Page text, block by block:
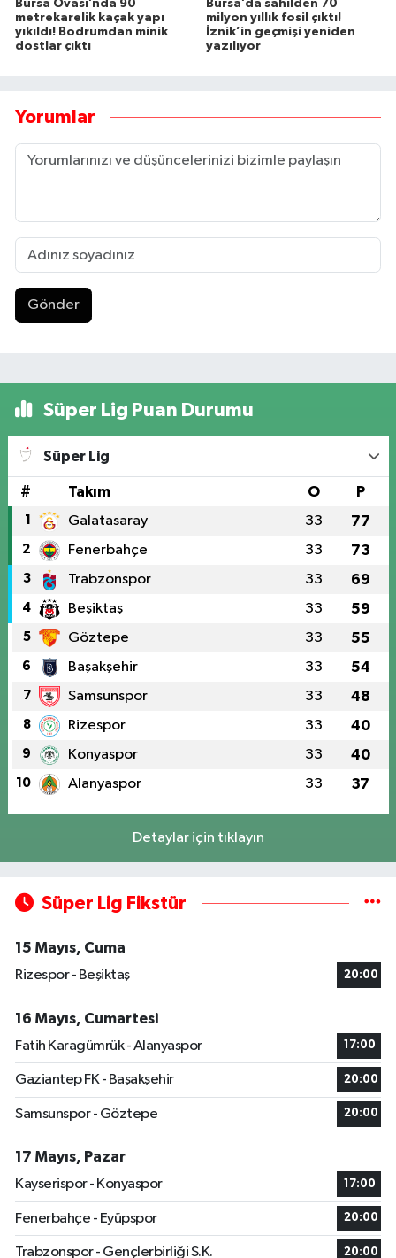
Bursa Ovası’nda 90
metrekarelik kaçak yapı
yıkıldı! Bodrumdan minik
dostlar çıktı
Bursa’da sahilden 70
milyon yıllık fosil çıktı!
İznik’in geçmişi yeniden
yazılıyor
Yorumlar
Gönder
Süper Lig Puan Durumu
Süper Lig
# Takım O P
1 Galatasaray 33 77
2 Fenerbahçe 33 73
3 Trabzonspor 33 69
4 Beşiktaş 33 59
5 Göztepe 33 55
6 Başakşehir 33 54
7 Samsunspor 33 48
8 Rizespor 33 40
9 Konyaspor 33 40
10 Alanyaspor 33 37
Detaylar için tıklayın
Süper Lig Fikstür
15 Mayıs, Cuma
Rizespor - Beşiktaş
20:00
16 Mayıs, Cumartesi
Fatih Karagümrük - Alanyaspor
17:00
Gaziantep FK - Başakşehir 20:00
Samsunspor - Göztepe 20:00
17 Mayıs, Pazar
Kayserispor - Konyaspor
17:00
Fenerbahçe - Eyüpspor 20:00
Trabzonspor - Gençlerbirliği S.K. 20:00